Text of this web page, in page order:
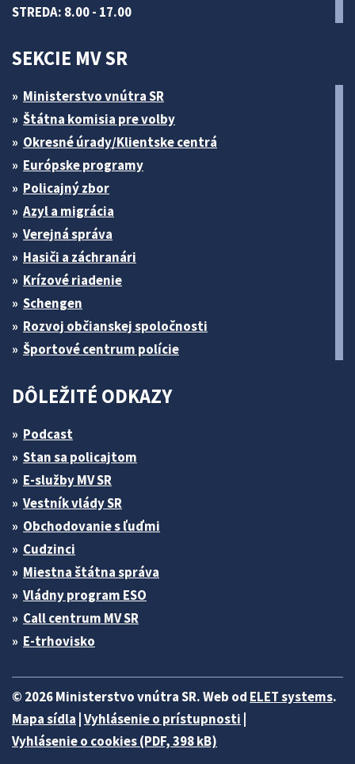
STREDA: 8.00 - 17.00
SEKCIE MV SR
Ministerstvo vnútra SR
Štátna komisia pre volby
Okresné úrady/Klientske centrá
Európske programy
Policajný zbor
Azyl a migrácia
Verejná správa
Hasiči a záchranári
Krízové riadenie
Schengen
Rozvoj občianskej spoločnosti
Športové centrum polície
DÔLEŽITÉ ODKAZY
Podcast
Stan sa policajtom
E-služby MV SR
Vestník vlády SR
Obchodovanie s ľuďmi
Cudzinci
Miestna štátna správa
Vládny program ESO
Call centrum MV SR
E-trhovisko
© 2026 Ministerstvo vnútra SR. Web od ELET systems.
Mapa sídla Vyhlásenie o prístupnosti
Vyhlásenie o cookies (PDF, 398 kB)